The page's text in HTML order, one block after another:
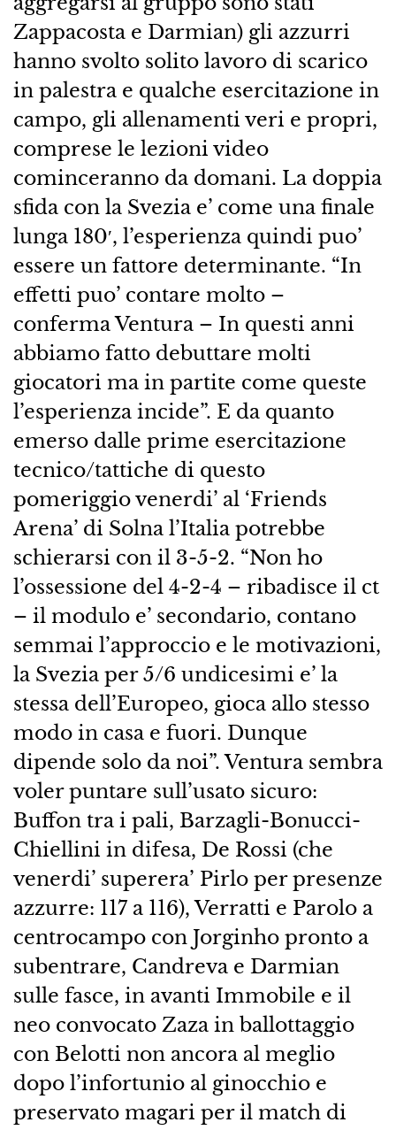
Zappacosta e Darmian) gli azzurri
hanno svolto solito lavoro di scarico
in palestra e qualche esercitazione in
campo, gli allenamenti veri e propri,
comprese le lezioni video
cominceranno da domani. La doppia
sfida con la Svezia e’ come una finale
lunga 180′, l’esperienza quindi puo’
essere un fattore determinante. “In
effetti puo’ contare molto –
conferma Ventura – In questi anni
abbiamo fatto debuttare molti
giocatori ma in partite come queste
l’esperienza incide”. E da quanto
emerso dalle prime esercitazione
tecnico/tattiche di questo
pomeriggio venerdi’ al ‘Friends
Arena’ di Solna l’Italia potrebbe
schierarsi con il 3-5-2. “Non ho
l’ossessione del 4-2-4 – ribadisce il ct
– il modulo e’ secondario, contano
semmai l’approccio e le motivazioni,
la Svezia per 5/6 undicesimi e’ la
stessa dell’Europeo, gioca allo stesso
modo in casa e fuori. Dunque
dipende solo da noi”. Ventura sembra
voler puntare sull’usato sicuro:
Buffon tra i pali, Barzagli-Bonucci-
Chiellini in difesa, De Rossi (che
venerdi’ superera’ Pirlo per presenze
azzurre: 117 a 116), Verratti e Parolo a
centrocampo con Jorginho pronto a
subentrare, Candreva e Darmian
sulle fasce, in avanti Immobile e il
neo convocato Zaza in ballottaggio
con Belotti non ancora al meglio
dopo l’infortunio al ginocchio e
preservato magari per il match di